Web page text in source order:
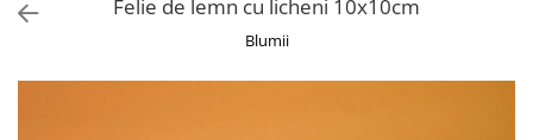
FLORI CRIOGENATE
STATUI
Felie de lemn cu licheni 10x10cm
Blumii